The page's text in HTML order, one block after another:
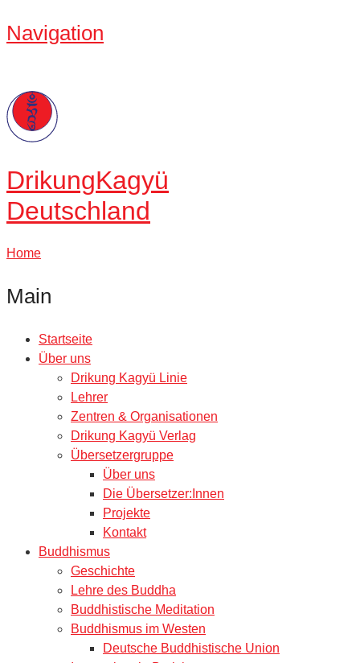
Navigation
DrikungKagyü
Deutschland
Home
Main
Startseite
Über uns
Drikung Kagyü Linie
Lehrer
Zentren & Organisationen
Drikung Kagyü Verlag
Übersetzergruppe
Über uns
Die Übersetzer:Innen
Projekte
Kontakt
Buddhismus
Geschichte
Lehre des Buddha
Buddhistische Meditation
Buddhismus im Westen
Deutsche Buddhistische Union